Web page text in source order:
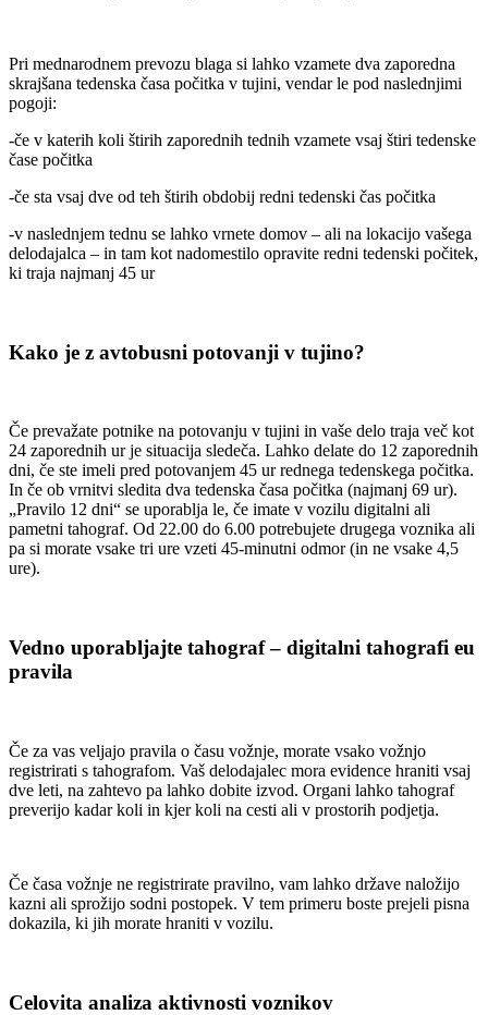
Pri mednarodnem prevozu blaga si lahko vzamete dva zaporedna
skrajšana tedenska časa počitka v tujini, vendar le pod naslednjimi
pogoji:
-če v katerih koli štirih zaporednih tednih vzamete vsaj štiri tedenske
čase počitka
-če sta vsaj dve od teh štirih obdobij redni tedenski čas počitka
-v naslednjem tednu se lahko vrnete domov – ali na lokacijo vašega
delodajalca – in tam kot nadomestilo opravite redni tedenski počitek,
ki traja najmanj 45 ur
Kako je z avtobusni potovanji v tujino?
Če prevažate potnike na potovanju v tujini in vaše delo traja več kot
24 zaporednih ur je situacija sledeča. Lahko delate do 12 zaporednih
dni, če ste imeli pred potovanjem 45 ur rednega tedenskega počitka.
In če ob vrnitvi sledita dva tedenska časa počitka (najmanj 69 ur).
„Pravilo 12 dni“ se uporablja le, če imate v vozilu digitalni ali
pametni tahograf. Od 22.00 do 6.00 potrebujete drugega voznika ali
pa si morate vsake tri ure vzeti 45-minutni odmor (in ne vsake 4,5
ure).
Vedno uporabljajte tahograf – digitalni tahografi eu
pravila
Če za vas veljajo pravila o času vožnje, morate vsako vožnjo
registrirati s tahografom. Vaš delodajalec mora evidence hraniti vsaj
dve leti, na zahtevo pa lahko dobite izvod. Organi lahko tahograf
preverijo kadar koli in kjer koli na cesti ali v prostorih podjetja.
Če časa vožnje ne registrirate pravilno, vam lahko države naložijo
kazni ali sprožijo sodni postopek. V tem primeru boste prejeli pisna
dokazila, ki jih morate hraniti v vozilu.
Celovita analiza aktivnosti voznikov